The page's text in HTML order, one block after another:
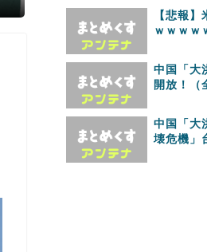
【悲報
ｗｗｗｗ
中国「大
開放！（
中国「大
壊危機」